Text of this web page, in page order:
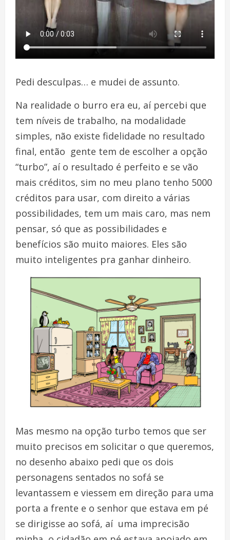
Pedi desculpas… e mudei de assunto.
Na realidade o burro era eu, aí percebi que
tem níveis de trabalho, na modalidade
simples, não existe fidelidade no resultado
final, então gente tem de escolher a opção
“turbo”, aí o resultado é perfeito e se vão
mais créditos, sim no meu plano tenho 5000
créditos para usar, com direito a várias
possibilidades, tem um mais caro, mas nem
pensar, só que as possibilidades e
benefícios são muito maiores. Eles são
muito inteligentes pra ganhar dinheiro.
Mas mesmo na opção turbo temos que ser
muito precisos em solicitar o que queremos,
no desenho abaixo pedi que os dois
personagens sentados no sofá se
levantassem e viessem em direção para uma
porta a frente e o senhor que estava em pé
se dirigisse ao sofá, aí uma imprecisão